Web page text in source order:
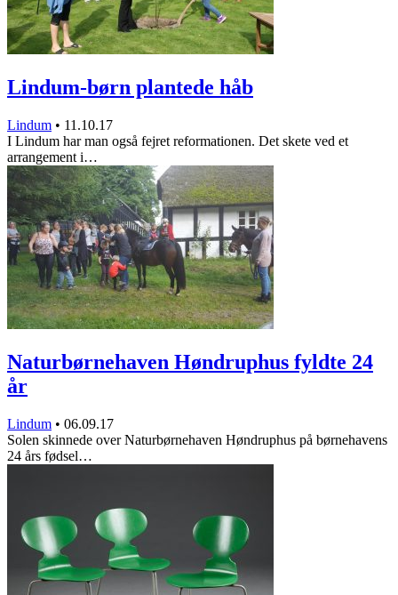
Lindum-børn plantede håb
Lindum • 11.10.17
I Lindum har man også fejret reformationen. Det skete ved et
arrangement i…
Naturbørnehaven Høndruphus fyldte 24
år
Lindum • 06.09.17
Solen skinnede over Naturbørnehaven Høndruphus på børnehavens
24 års fødsel…